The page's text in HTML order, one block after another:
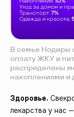
В семье Нодиры
оплату ЖКУ и
распределены
накоплениями и
Здоровье.
лекарства у нас